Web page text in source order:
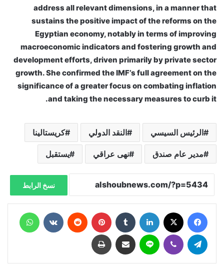
address all relevant dimensions, in a manner that
sustains the positive impact of the reforms on the
Egyptian economy, notably in terms of improving
macroeconomic indicators and fostering growth and
development efforts, driven primarily by private sector
growth. She confirmed the IMF’s full agreement on the
significance of a greater focus on combating inflation
and taking the necessary measures to curb it.
الرئيس السيسي النقد الدولي كريستالينا
مدير عام صندق نهى عراقي يستقبل
نسخ الرابط